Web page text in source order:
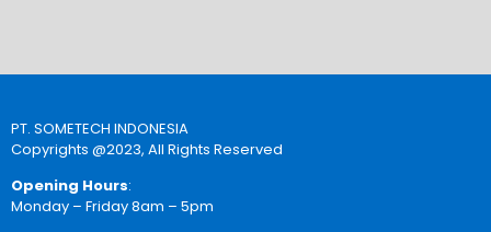
PT. SOMETECH INDONESIA
Copyrights @2023, All Rights Reserved
Opening Hours:
Monday – Friday 8am – 5pm